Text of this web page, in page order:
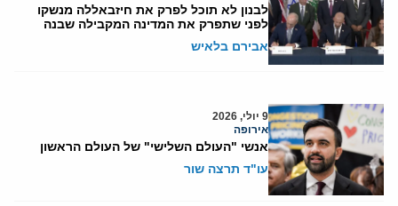
לבנון לא תוכל לפרק את חיזבאללה מנשקו
לפני שתפרק את המדינה המקבילה שבנה
אבירם בלאיש
9 יולי, 2026
אירופה
אנשי "העולם השלישי" של העולם הראשון
עו"ד תרצה שור